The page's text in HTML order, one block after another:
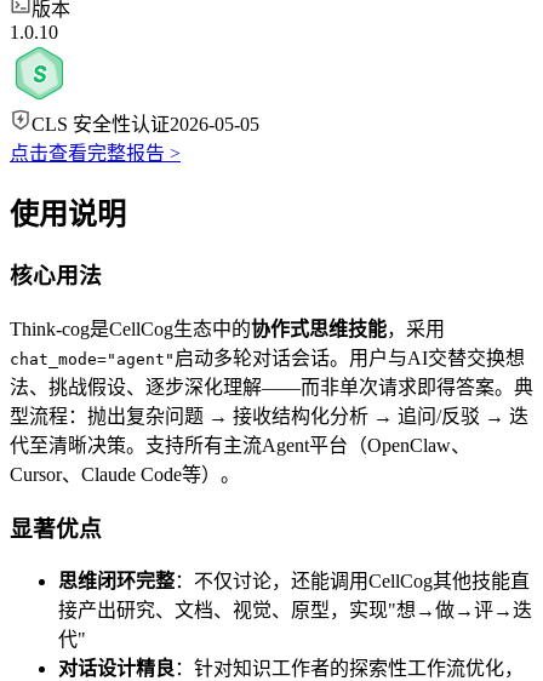
版本
1.0.10
CLS 安全性认证2026-05-05
点击查看完整报告 >
使用说明
核心用法
Think-cog是CellCog生态中的协作式思维技能，采用
chat_mode="agent" 启动多轮对话会话。用户与AI交替交换想
法、挑战假设、逐步深化理解——而非单次请求即得答案。典
型流程：抛出复杂问题 → 接收结构化分析 → 追问/反驳 → 迭
代至清晰决策。支持所有主流Agent平台（OpenClaw、
Cursor、Claude Code等）。
显著优点
思维闭环完整：不仅讨论，还能调用CellCog其他技能直
接产出研究、文档、视觉、原型，实现"想→做→评→迭
代"
对话设计精良：针对知识工作者的探索性工作流优化，